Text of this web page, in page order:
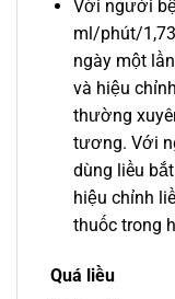
Với người
ml/phút/
ngày một
và hiệu
thường
tương. Với
dùng liều
hiệu chỉnh
thuốc trong
Quá liều